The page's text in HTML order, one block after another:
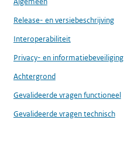
Release- en versiebeschrijving
Interoperabiliteit
Privacy- en informatiebeveiliging
Achtergrond
Gevalideerde vragen functioneel
Gevalideerde vragen technisch